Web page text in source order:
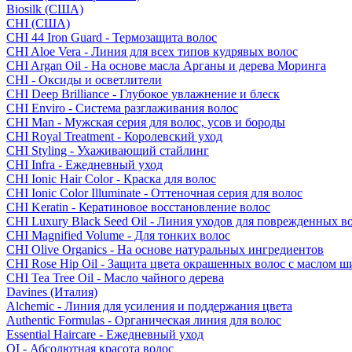
Biosilk (США)
CHI (США)
CHI 44 Iron Guard - Термозащита волос
CHI Aloe Vera - Линия для всех типов кудрявых волос
CHI Argan Oil - На основе масла Арганы и дерева Моринга
CHI - Оксиды и осветлители
CHI Deep Brilliance - Глубокое увлажнение и блеск
CHI Enviro - Система разглаживания волос
CHI Man - Мужская серия для волос, усов и бороды
CHI Royal Treatment - Королевский уход
CHI Styling - Ухаживающий стайлинг
CHI Infra - Ежедневный уход
CHI Ionic Hair Color - Краска для волос
CHI Ionic Color Illuminate - Оттеночная серия для волос
CHI Keratin - Кератиновое восстановление волос
CHI Luxury Black Seed Oil - Линия уходов для поврежденных
CHI Magnified Volume - Для тонких волос
CHI Olive Organics - На основе натуральных ингредиентов
CHI Rose Hip Oil - Защита цвета окрашенных волос с маслом
CHI Tea Tree Oil - Масло чайного дерева
Davines (Италия)
Alchemic - Линия для усиления и поддержания цвета
Authentic Formulas - Органическая линия для волос
Essential Haircare - Eжедневный уход
OI - Абсолютная красота волос